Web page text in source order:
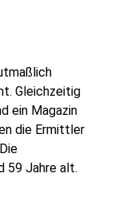
Gleichzeitig
ein Magazin
die Ermittler
59 Jahre alt.